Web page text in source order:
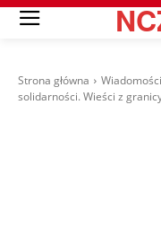
Strona główna Wiadomości
solidarności. Wieści z